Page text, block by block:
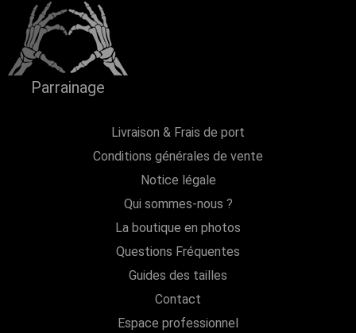
Parrainage
Livraison & Frais de port
Conditions générales de vente
Notice légale
Qui sommes-nous ?
La boutique en photos
Questions Fréquentes
Guides des tailles
Contact
Espace professionnel